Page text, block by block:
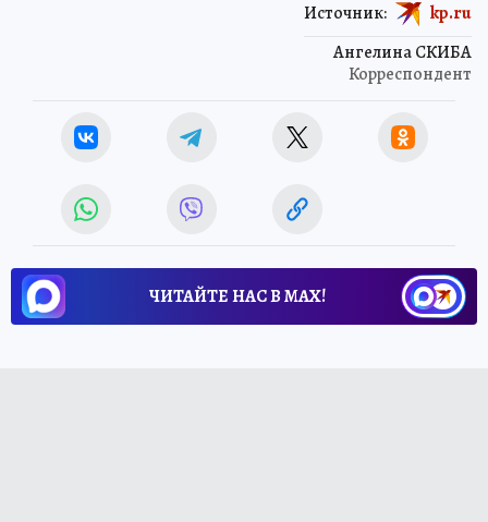
Ангелина СКИБА
Корреспондент
Источник: kp.ru
ЧИТАЙТЕ НАС В МАХ!